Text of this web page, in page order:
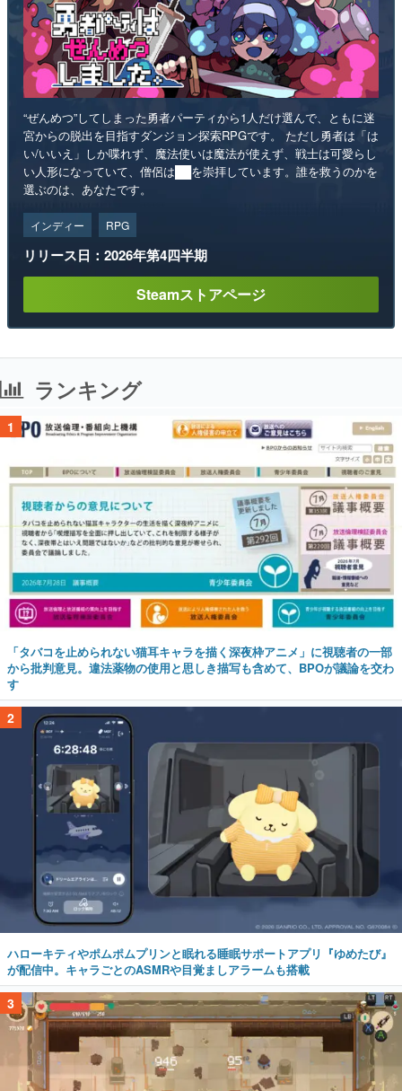
“ぜんめつ”してしまった勇者パーティから1人だけ選んで、ともに迷
宮からの脱出を目指すダンジョン探索RPGです。 ただし勇者は「は
い/いいえ」しか喋れず、魔法使いは魔法が使えず、戦士は可愛らし
い人形になっていて、僧侶は██を崇拝しています。誰を救うのかを
選ぶのは、あなたです。
インディー RPG
リリース日：2026年第4四半期
Steamストアページ
ランキング
1
「タバコを止められない猫耳キャラを描く深夜枠アニメ」に視聴者の一部
から批判意見。違法薬物の使用と思しき描写も含めて、BPOが議論を交わ
す
2
ハローキティやポムポムプリンと眠れる睡眠サポートアプリ『ゆめたび』
が配信中。キャラごとのASMRや目覚ましアラームも搭載
3